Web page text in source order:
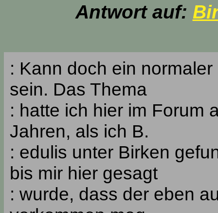
Antwort auf:
: Kann doch ein
sein. Das Thema
: hatte ich hier im Forum
Jahren, als ich B.
: edulis unter Birken
bis mir hier gesagt
: wurde, dass der eben